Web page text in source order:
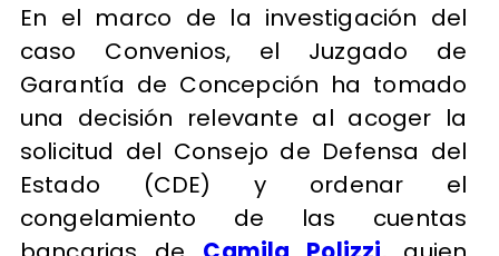
En el marco de la investigación del
caso Convenios, el Juzgado de
Garantía de Concepción ha tomado
una decisión relevante al acoger la
solicitud del Consejo de Defensa del
Estado (CDE) y ordenar el
congelamiento de las cuentas